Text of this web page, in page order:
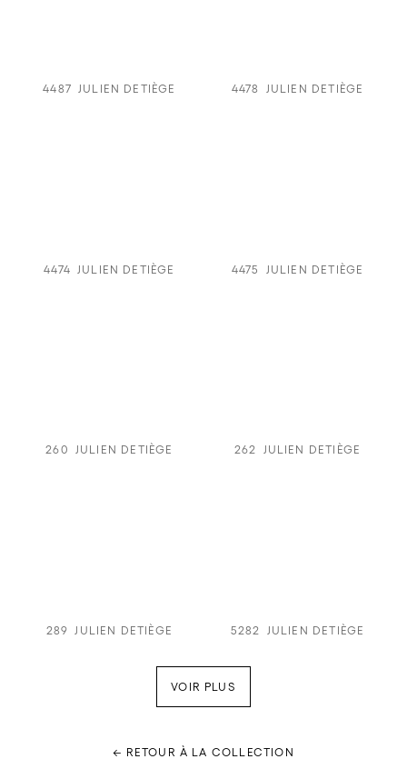
4487 JULIEN DETIÈGE 4478 JULIEN DETIÈGE
4474 JULIEN DETIÈGE 4475 JULIEN DETIÈGE
260 JULIEN DETIÈGE 262 JULIEN DETIÈGE
289 JULIEN DETIÈGE 5282 JULIEN DETIÈGE
VOIR PLUS
← RETOUR À LA COLLECTION